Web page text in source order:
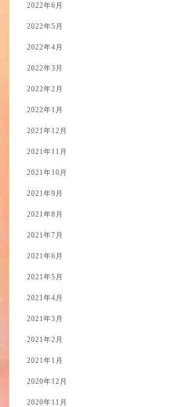
2022年6月
2022年5月
2022年4月
2022年3月
2022年2月
2022年1月
2021年12月
2021年11月
2021年10月
2021年9月
2021年8月
2021年7月
2021年6月
2021年5月
2021年4月
2021年3月
2021年2月
2021年1月
2020年12月
2020年11月